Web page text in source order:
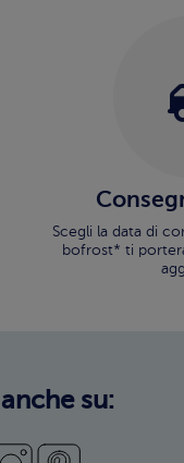
Scegli la data di
bofrost* ti
su: